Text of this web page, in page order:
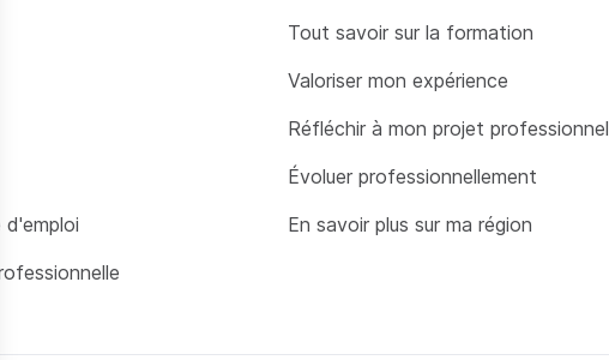
d'emploi
Tout savoir sur la formation
Valoriser mon expérience
Réfléchir à mon projet professionnel
Évoluer professionnellement
En savoir plus sur ma région